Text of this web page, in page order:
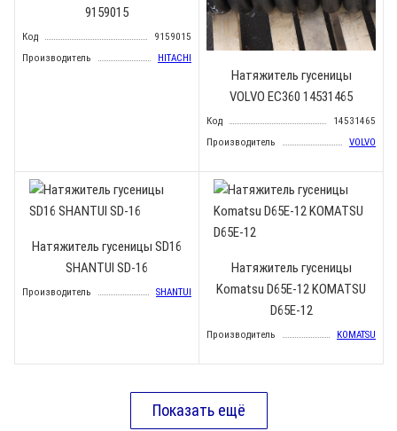
9159015
Код
9159015
Производитель
HITACHI
Натяжитель гусеницы
VOLVO EC360 14531465
Код
14531465
Производитель
VOLVO
Натяжитель гусеницы SD16
SHANTUI SD-16
Производитель SHANTUI
Натяжитель гусеницы
Komatsu D65E-12 KOMATSU
D65E-12
Производитель KOMATSU